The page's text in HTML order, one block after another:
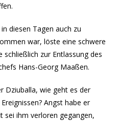
diesen Tagen auch zu
war, löste eine schwere
schließlich zur Entlassung des
Hans-Georg Maaßen.
Dziuballa, wie geht es der
Angst habe er
sei ihm verloren gegangen,